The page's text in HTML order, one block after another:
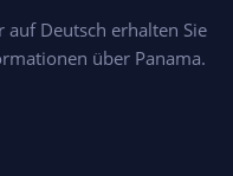
auf Deutsch erhalten Sie
über Panama.